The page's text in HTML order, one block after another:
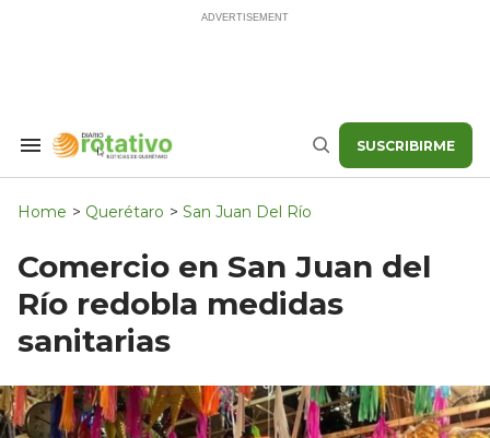
Search
Navigation
Buscar SUSCRIBIRME
Home > Querétaro > San Juan Del Río
Comercio en San Juan del
Río redobla medidas
sanitarias